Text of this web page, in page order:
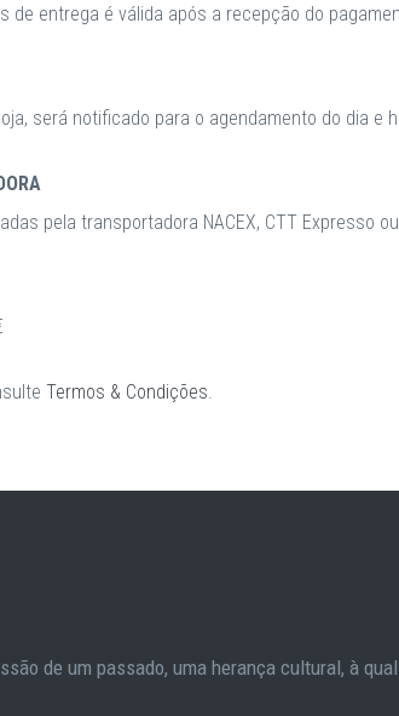
de entrega é válida após a recepção do
será notificado para o agendamento do dia
pela transportadora NACEX, CTT Expresso
Termos & Condições.
de um passado, uma herança cultural, à